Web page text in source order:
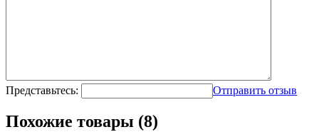
Представьтесь: Отправить отзыв
Похожие товары (8)